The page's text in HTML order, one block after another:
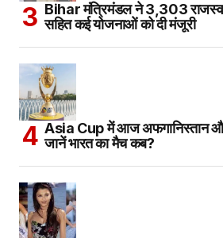
Bihar मंत्रिमंडल ने 3,303 राजस्व
सहित कई योजनाओं को दी मंजूरी
Asia Cup में आज अफगानिस्तान और
जानें भारत का मैच कब?